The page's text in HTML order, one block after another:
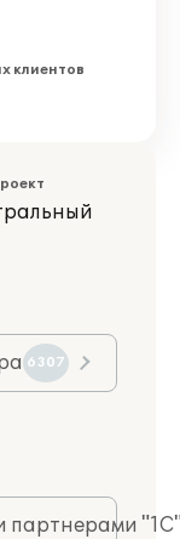
клиентов
6307
партнерами